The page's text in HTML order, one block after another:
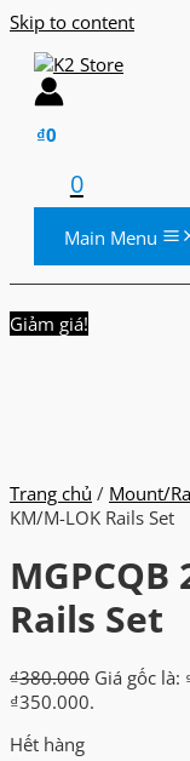
Skip to content
₫0
0
Main Menu
Giảm giá!
Trang chủ / Mount/
KM/M-LOK Rails Set
Rails Set
₫380.000 Giá gốc là:
₫350.000.
Hết hàng